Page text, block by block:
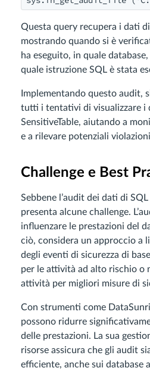
Questa query recupera i dati
mostrando quando si è
ha eseguito, in quale
quale istruzione SQL è stata
Implementando questo audit,
tutti i tentativi di visualizzare i
SensitiveTable, aiutando a
e a rilevare potenziali
Challenge e Best
Sebbene l’audit dei dati di
presenta alcune challenge.
influenzare le prestazioni del
ciò, considera un approccio a
degli eventi di sicurezza di
per le attività ad alto rischio o
attività per migliori misure di
Con strumenti come
possono ridurre
delle prestazioni. La sua
risorse assicura che gli audit
efficiente, anche sui database